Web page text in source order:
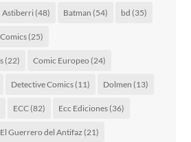
Astiberri(48) Batman (54) bd (35)
(25)
(22) Comic Europeo (24)
Detective Comics(11) Dolmen (13)
ECC(82) Ecc Ediciones(36)
El Guerrero del Antifaz (21)